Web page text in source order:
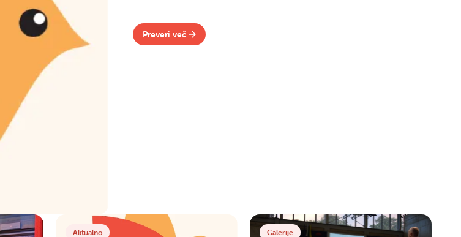
Preveri več
Aktualno Galerije